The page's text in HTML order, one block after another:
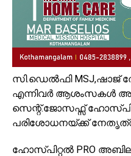
സി.ഡെൽഫി
എന്നിവർ ആശംസകൾ
സെന്റ്.ജോസഫ്സ്
പരിശോധനയ്ക്ക്
ഹോസ്പിറ്റൽ PRO